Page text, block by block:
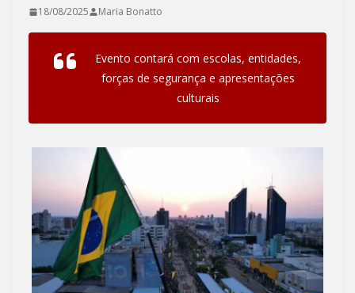
18/08/2025 Maria Bonatto
Evento contará com escolas, entidades,
forças de segurança e apresentações
culturais